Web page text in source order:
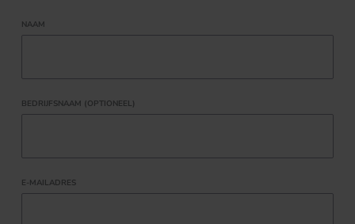
NAAM
BEDRIJFSNAAM (OPTIONEEL)
E-MAILADRES